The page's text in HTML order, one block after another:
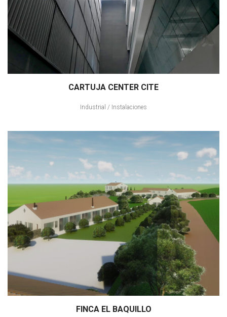
CARTUJA CENTER CITE
Industrial / Instalaciones
FINCA EL BAQUILLO